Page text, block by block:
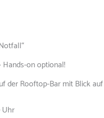
on optional!
der Rooftop-Bar mit Blick
Uhr